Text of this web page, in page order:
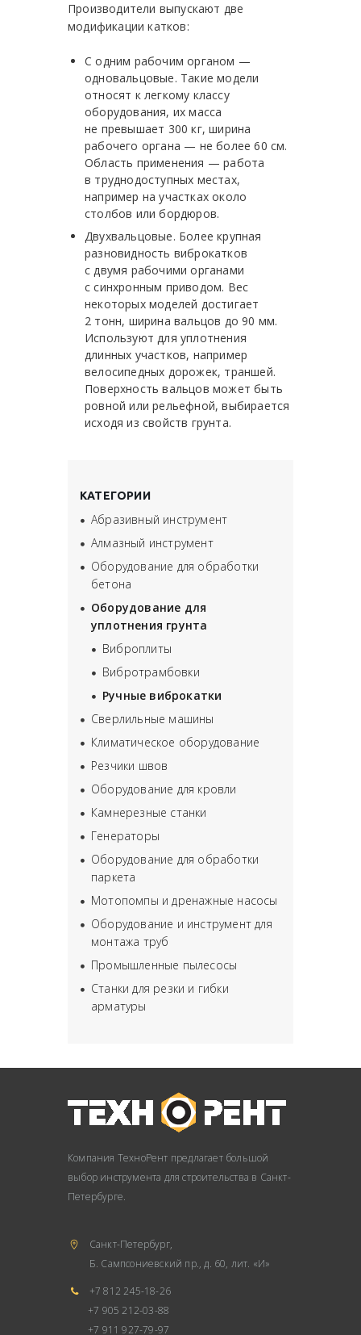
Производители выпускают две
модификации катков:
С одним рабочим органом —
одновальцовые. Такие модели
относят к легкому классу
оборудования, их масса
не превышает 300 кг, ширина
рабочего органа — не более 60 см.
Область применения — работа
в труднодоступных местах,
например на участках около
столбов или бордюров.
Двухвальцовые. Более крупная
разновидность виброкатков
с двумя рабочими органами
с синхронным приводом. Вес
некоторых моделей достигает
2 тонн, ширина вальцов до 90 мм.
Используют для уплотнения
длинных участков, например
велосипедных дорожек, траншей.
Поверхность вальцов может быть
ровной или рельефной, выбирается
исходя из свойств грунта.
КАТЕГОРИИ
Абразивный инструмент
Алмазный инструмент
Оборудование для обработки
бетона
Оборудование для
уплотнения грунта
Виброплиты
Вибротрамбовки
Ручные виброкатки
Сверлильные машины
Климатическое оборудование
Резчики швов
Оборудование для кровли
Камнерезные станки
Генераторы
Оборудование для обработки
паркета
Мотопомпы и дренажные насосы
Оборудование и инструмент для
монтажа труб
Промышленные пылесосы
Станки для резки и гибки
арматуры
Компания ТехноРент предлагает большой
выбор инструмента для строительства в Санкт-
Петербурге.
Санкт-Петербург,
Б. Сампсониевский пр., д. 60, лит. «И»
+7 812 245-18-26
+7 905 212-03-88
+7 911 927-79-97